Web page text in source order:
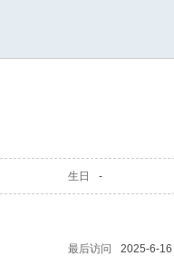
生日 -
最后访问
2025-6-